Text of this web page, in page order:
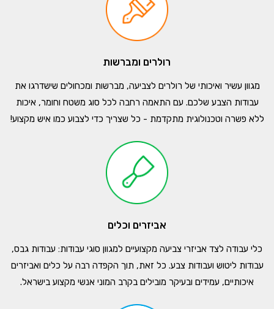
רולרים ומברשות
מגוון עשיר ואיכותי של רולרים לצביעה, מברשות ומכחולים שישדרגו את
עבודות הצבע שלכם. עם התאמה רחבה לכל סוג משטח וחומר, איכות
ללא פשרה וטכנולוגית מתקדמת - כל שצריך כדי לצבוע כמו איש מקצוע!
אביזרים וכלים
כלי עבודה לצד אביזרי צביעה מקצועיים למגוון סוגי עבודות: עבודות גבס,
עבודות ליטוש ועבודות צבע. כל זאת, תוך הקפדה רבה על כלים ואביזרים
איכותיים, עמידים ובעיקר מובילים בקרב המוני אנשי מקצוע בישראל.